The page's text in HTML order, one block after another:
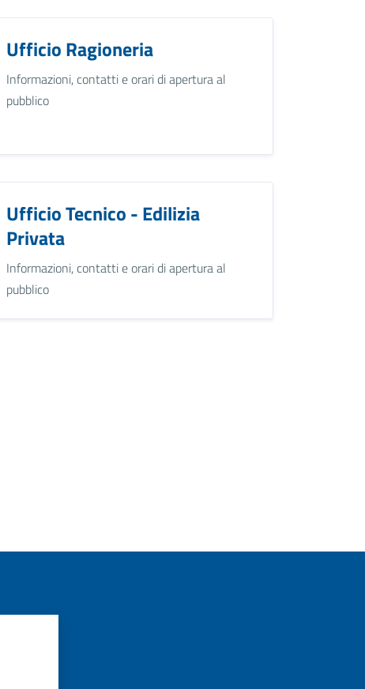
Ufficio Ragioneria
Informazioni, contatti e orari di apertura al
pubblico
Ufficio Tecnico - Edilizia
Privata
Informazioni, contatti e orari di apertura al
pubblico